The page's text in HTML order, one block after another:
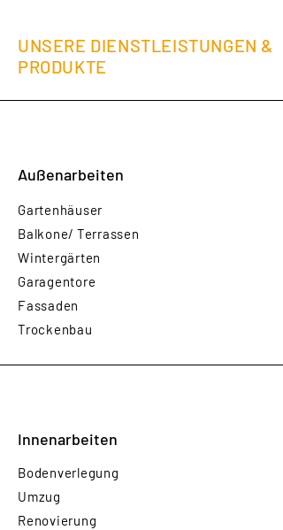
UNSERE DIENSTLEISTUNGEN &
PRODUKTE
Außenarbeiten
Gartenhäuser
Balkone/ Terrassen
Wintergärten
Garagentore
Fassaden
Trockenbau
Innenarbeiten
Bodenverlegung
Umzug
Renovierung